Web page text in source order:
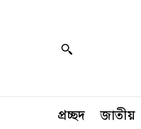
প্রচ্ছদ জাতীয়